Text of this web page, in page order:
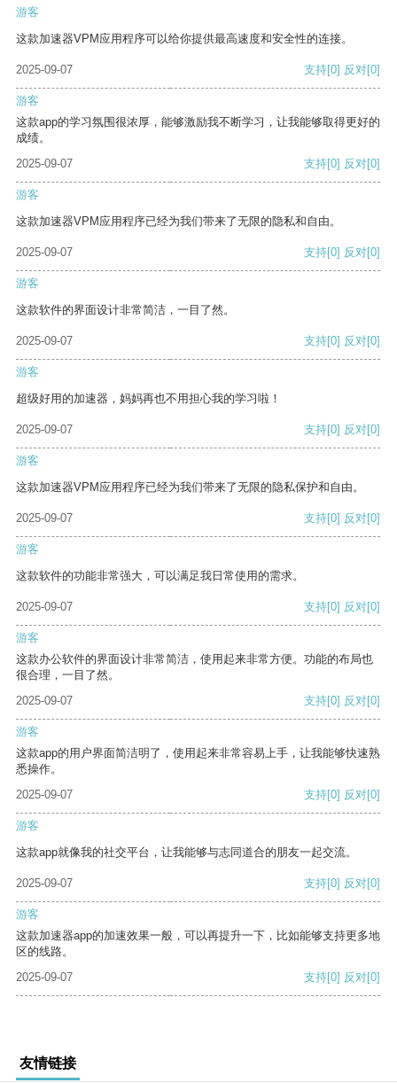
游客
这款加速器VPM应用程序可以给你提供最高速度和安全性的连接。
2025-09-07 支持[0] 反对[0]
游客
这款app的学习氛围很浓厚，能够激励我不断学习，让我能够取得更好的
成绩。
2025-09-07
支持[0] 反对[0]
游客
这款加速器VPM应用程序已经为我们带来了无限的隐私和自由。
2025-09-07 支持[0] 反对[0]
游客
这款软件的界面设计非常简洁，一目了然。
2025-09-07 支持[0] 反对[0]
游客
超级好用的加速器，妈妈再也不用担心我的学习啦！
2025-09-07 支持[0] 反对[0]
游客
这款加速器VPM应用程序已经为我们带来了无限的隐私保护和自由。
2025-09-07 支持[0] 反对[0]
游客
这款软件的功能非常强大，可以满足我日常使用的需求。
2025-09-07 支持[0] 反对[0]
游客
这款办公软件的界面设计非常简洁，使用起来非常方便。功能的布局也
很合理，一目了然。
2025-09-07
支持[0] 反对[0]
游客
这款app的用户界面简洁明了，使用起来非常容易上手，让我能够快速熟
悉操作。
2025-09-07
支持[0] 反对[0]
游客
这款app就像我的社交平台，让我能够与志同道合的朋友一起交流。
2025-09-07 支持[0] 反对[0]
游客
这款加速器app的加速效果一般，可以再提升一下，比如能够支持更多地
区的线路。
2025-09-07
支持[0] 反对[0]
友情链接